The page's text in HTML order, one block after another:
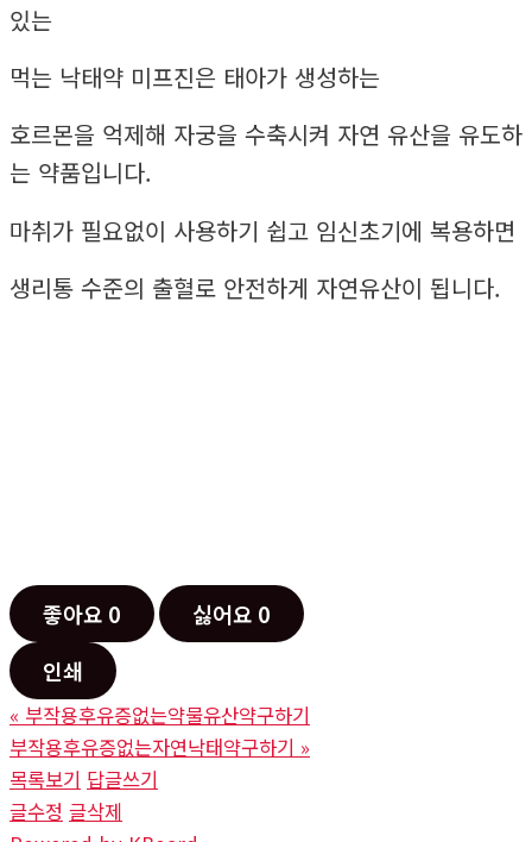
있는
먹는 낙태약 미프진은 태아가 생성하는
호르몬을 억제해 자궁을 수축시켜 자연 유산을 유도하
는 약품입니다.
마취가 필요없이 사용하기 쉽고 임신초기에 복용하면
생리통 수준의 출혈로 안전하게 자연유산이 됩니다.
좋아요 0 싫어요 0
인쇄
« 부작용후유증없는약물유산약구하기
부작용후유증없는자연낙태약구하기 »
목록보기 답글쓰기
글수정 글삭제